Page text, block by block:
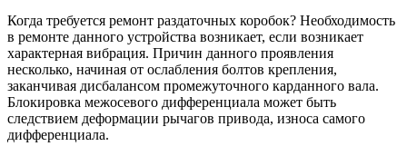
Когда требуется ремонт раздаточных коробок? Необходимость
в ремонте данного устройства возникает, если возникает
характерная вибрация. Причин данного проявления
несколько, начиная от ослабления болтов крепления,
заканчивая дисбалансом промежуточного карданного вала.
Блокировка межосевого дифференциала может быть
следствием деформации рычагов привода, износа самого
дифференциала.